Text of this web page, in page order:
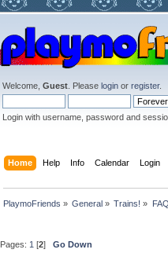
Welcome, Guest. Please loginor register.
Login with username, password and
Home Help Info Calendar Login
PlaymoFriends » General » Trains! »
Pages: 1 [2] Go Down